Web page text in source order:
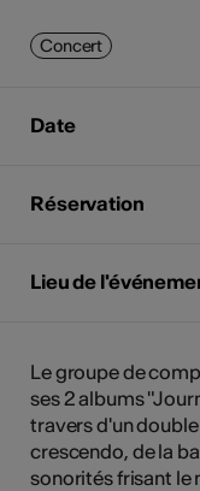
Concert
Date
Réservation
Lieu de
Le groupe de
ses 2 albums
travers d'un
crescendo, de la
sonorités frisant le